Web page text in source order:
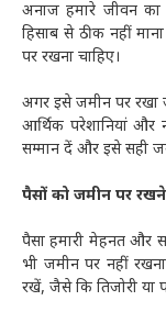
अनाज हमारे जीवन
हिसाब से ठीक नहीं
पर रखना चाहिए।
अगर इसे जमीन पर रखा
आर्थिक परेशानियां और
सम्मान दें और इसे सही
पैसों को जमीन पर
पैसा हमारी मेहनत और
भी जमीन पर नहीं
रखें, जैसे कि तिजोरी या